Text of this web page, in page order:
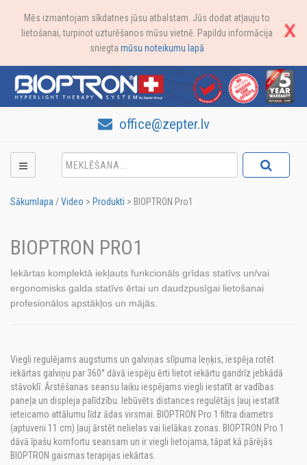
Mēs izmantojam sīkdatnes jūsu atbalstam. Jūs dodat atļauju to
lietošanai, turpinot uzturēšanos mūsu vietnē. Papildu informācija
sniegta mūsu noteikumu lapā
office@zepter.lv
Sākumlapa /Video > Produkti > BIOPTRON Pro1
BIOPTRON PRO1
Iekārtas komplektā iekļauts funkcionāls grīdas statīvs un/vai
ergonomisks galda statīvs ērtai un daudzpusīgai lietošanai
profesionālos apstākļos un mājās.
Viegli regulējams augstums un galviņas slīpuma leņķis, iespēja rotēt
iekārtas galviņu par 360° dāvā iespēju ērti lietot iekārtu gandrīz jebkādā
stāvoklī. Ārstēšanas seansu laiku iespējams viegli iestatīt ar vadības
paneļa un displeja palīdzību. Iebūvēts distances regulētājs ļauj iestatīt
ieteicamo attālumu līdz ādas virsmai. BIOPTRON Pro 1 filtra diametrs
(aptuveni 11 cm) ļauj ārstēt nelielas vai lielākas zonas. BIOPTRON Pro 1
dāvā īpašu komfortu seansam un ir viegli lietojama, tāpat kā pārējās
BIOPTRON gaismas terapijas iekārtas.